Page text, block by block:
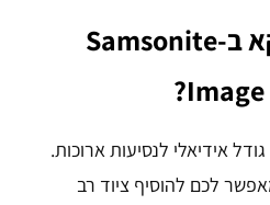
למה לבחור דווקא ב-Samsonite
אידיאלי לנסיעות ארוכות.
לכם להוסיף ציוד רב